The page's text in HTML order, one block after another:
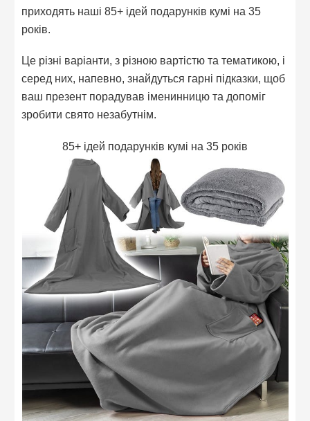
приходять наші 85+ ідей подарунків кумі на 35
років.
Це різні варіанти, з різною вартістю та тематикою, і
серед них, напевно, знайдуться гарні підказки, щоб
ваш презент порадував іменинницю та допоміг
зробити свято незабутнім.
85+ ідей подарунків кумі на 35 років